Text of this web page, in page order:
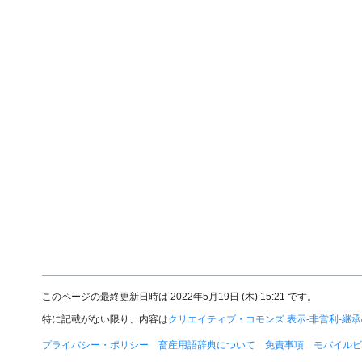
このページの最終更新日時は 2022年5月19日 (木) 15:21 です。
特に記載がない限り、内容はクリエイティブ・コモンズ 表示-非営利-継承
プライバシー・ポリシー 畜産用語辞典について 免責事項 モバイル